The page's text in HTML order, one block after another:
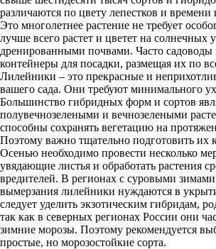
различаются по цвету лепестков и времени
Это многолетнее растение не требует
лучше всего растет и цветет на солнечных
дренированными почвами. Часто садоводы
контейнеры для посадки, размещая их по
Лилейники – это прекрасные и
вашего сада. Они требуют минимального
Большинство гибридных форм и сортов
полувечнозелеными и вечнозелеными
способны сохранять вегетацию на
Поэтому важно тщательно подготовить их
Осенью необходимо провести несколько
увядающие листья и обработать растения
вредителей. В регионах с суровыми
вымерзания лилейники нуждаются в
следует уделить экзотическим гибридам,
так как в северных регионах России они
зимние морозы. Поэтому рекомендуется
простые, но морозостойкие сорта.